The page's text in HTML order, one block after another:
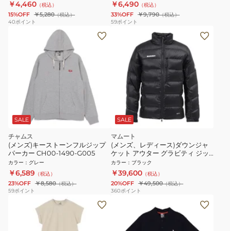
￥4,460 （税込）
15%OFF ￥5,280（税込）
40ポイント
￥6,490 （税込）
33%OFF ￥9,790（税込）
59ポイント
SALE
チャムス
(メンズ)キーストーンフルジップ
パーカー CH00-1490-G005
カラー ： グレー
￥6,589 （税込）
23%OFF ￥8,580（税込）
59ポイント
SALE
マムート
(メンズ、レディース)ダウンジャ
ケット アウター グラビティ ジッ
プイン ジャケット アジアンフィ
ット 1013-03730-0001
カラー ： ブラック
￥39,600 （税込）
20%OFF ￥49,500（税込）
360ポイント